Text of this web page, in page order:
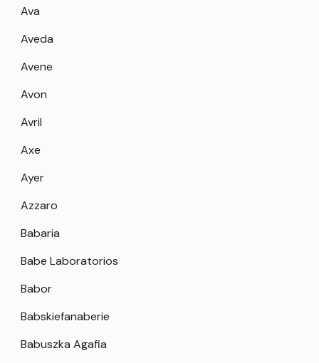
Ava
Aveda
Avene
Avon
Avril
Axe
Ayer
Azzaro
Babaria
Babe Laboratorios
Babor
Babskiefanaberie
Babuszka Agafia